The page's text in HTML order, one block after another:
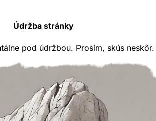
Údržba stránky
pod údržbou. Prosím, skús neskôr.